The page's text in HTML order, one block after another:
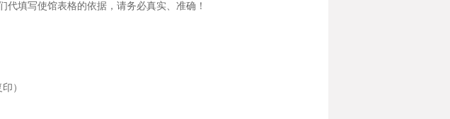
填写使馆表格的依据，请务必真实、准确！
）